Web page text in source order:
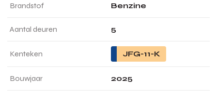
Brandstof Benzine
Aantal deuren 5
Kenteken JFG-11-K
Bouwjaar 2025